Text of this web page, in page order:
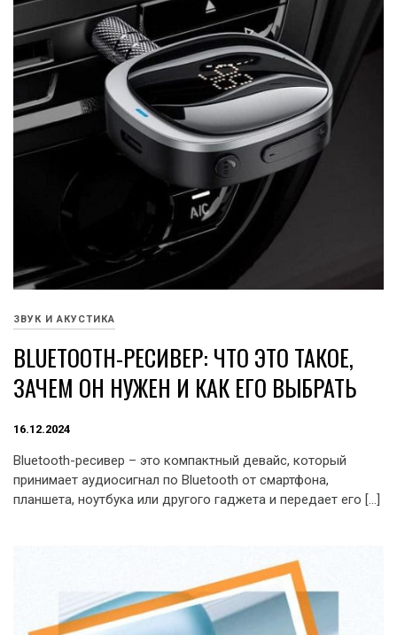
ЗВУК И АКУСТИКА
BLUETOOTH-РЕСИВЕР: ЧТО ЭТО ТАКОЕ,
ЗАЧЕМ ОН НУЖЕН И КАК ЕГО ВЫБРАТЬ
16.12.2024
Bluetooth-ресивер – это компактный девайс, который
принимает аудиосигнал по Bluetooth от смартфона,
планшета, ноутбука или другого гаджета и передает его […]